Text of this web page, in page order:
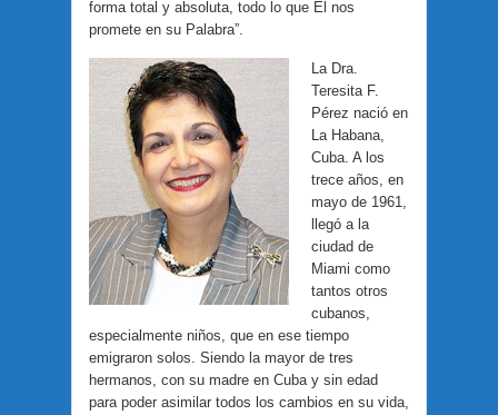
forma total y absoluta, todo lo que Él nos
promete en su Palabra”.
La Dra.
Teresita F.
Pérez nació en
La Habana,
Cuba. A los
trece años, en
mayo de 1961,
llegó a la
ciudad de
Miami como
tantos otros
cubanos,
especialmente niños, que en ese tiempo
emigraron solos. Siendo la mayor de tres
hermanos, con su madre en Cuba y sin edad
para poder asimilar todos los cambios en su vida,